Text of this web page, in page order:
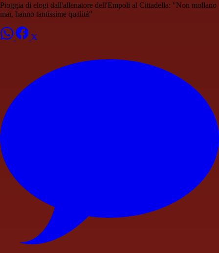
Pioggia di elogi dall'allenatore dell'Empoli al Cittadella: "Non mollano
mai, hanno tantissime qualità"